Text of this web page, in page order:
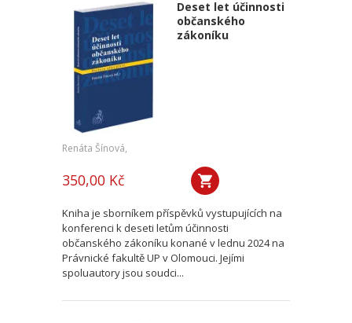
Deset let účinnosti
občanského
zákoníku
Renáta Šínová,
350,00 Kč
Kniha je sborníkem příspěvků vystupujících na
konferenci k deseti letům účinnosti
občanského zákoníku konané v lednu 2024 na
Právnické fakultě UP v Olomouci. Jejími
spoluautory jsou soudci...